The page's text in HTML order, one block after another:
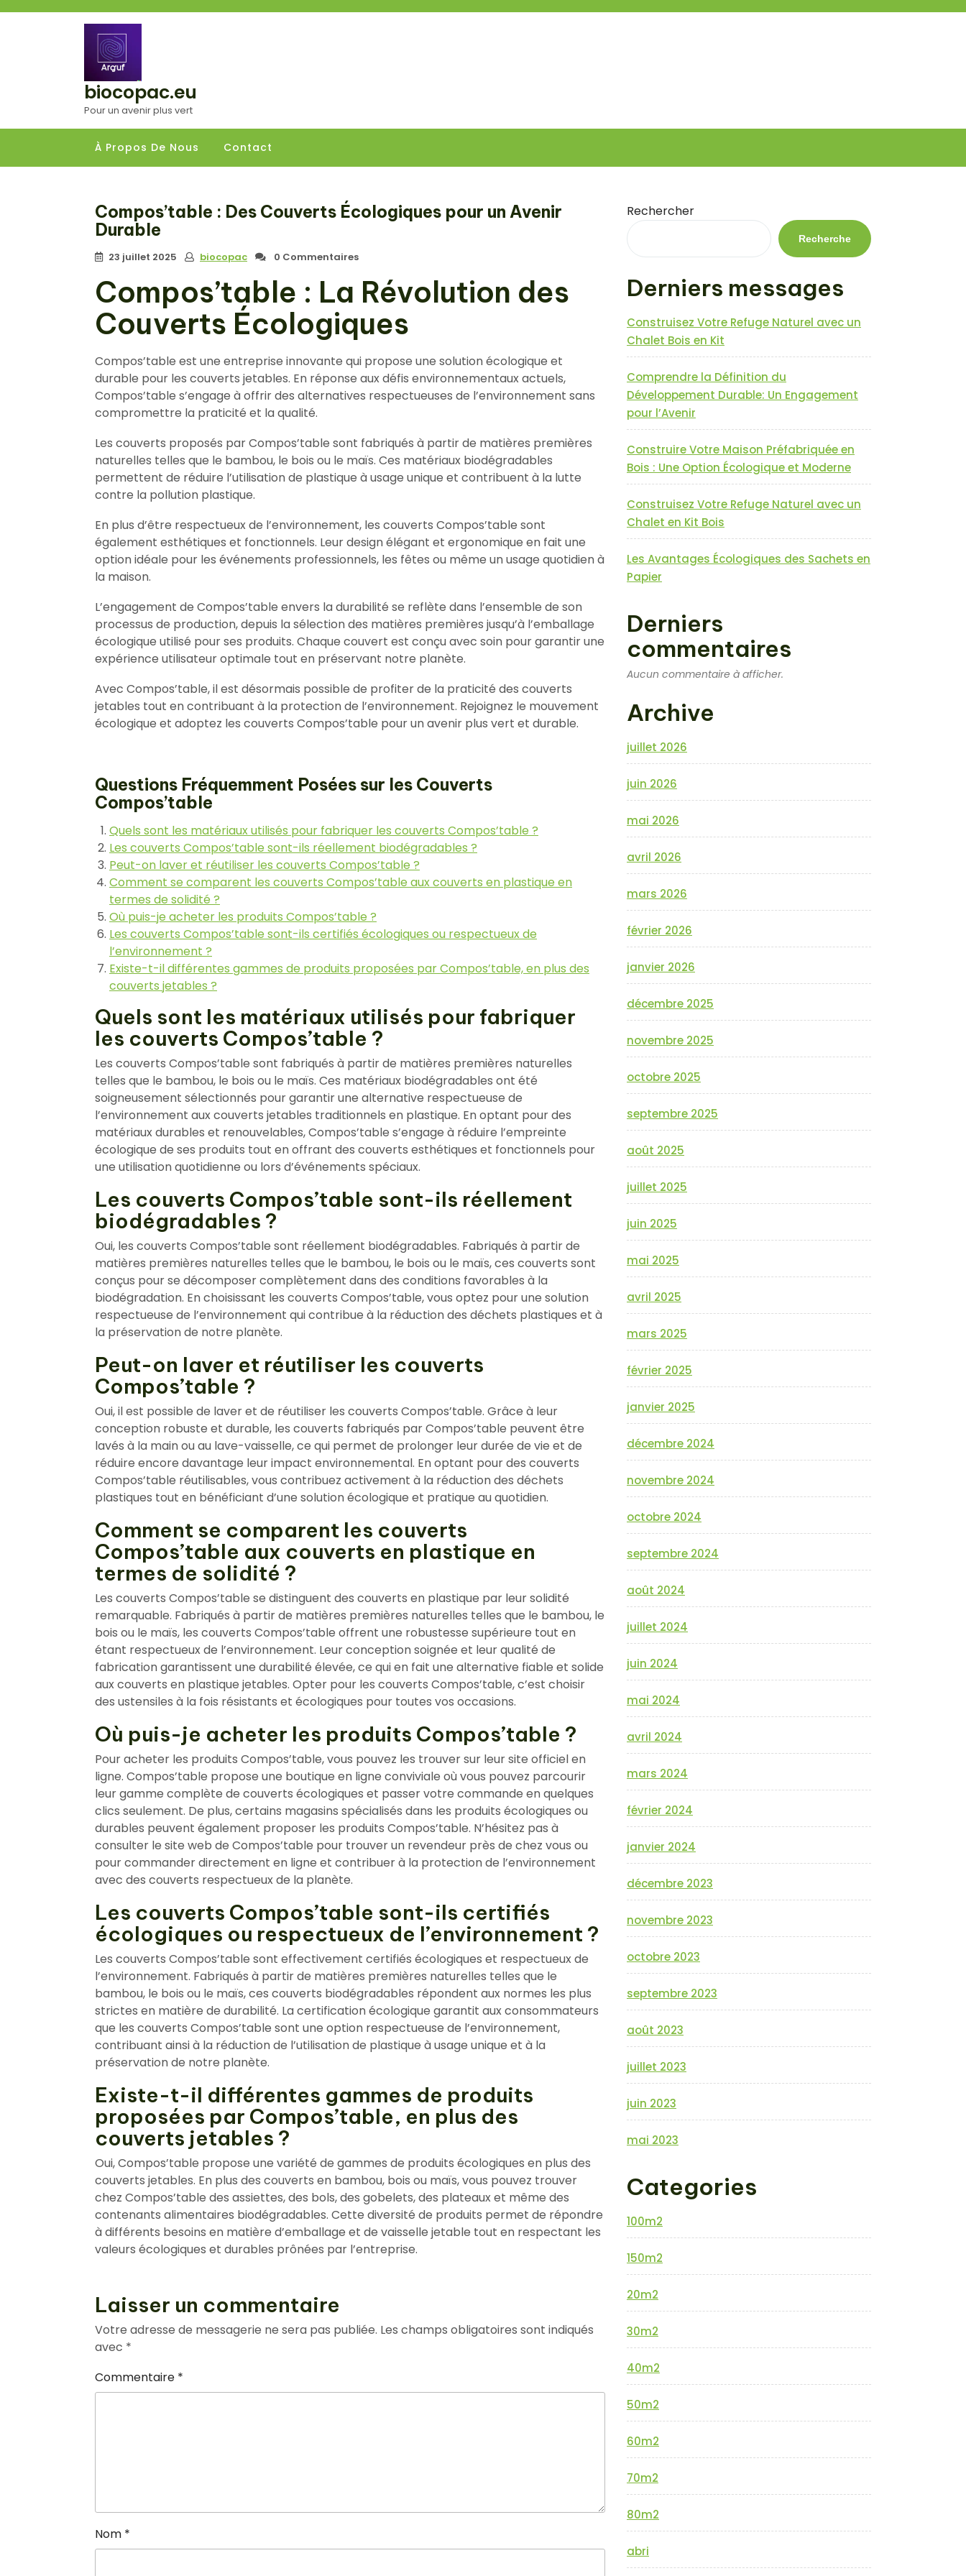
biocopac.eu
Pour un avenir plus vert
À Propos De Nous Contact
Compos’table : Des Couverts Écologiques pour un Avenir
Durable
23 juillet 2025 biocopac 0 Commentaires
Compos’table : La Révolution des
Couverts Écologiques
Compos’table est une entreprise innovante qui propose une solution écologique et
durable pour les couverts jetables. En réponse aux défis environnementaux actuels,
Compos’table s’engage à offrir des alternatives respectueuses de l’environnement sans
compromettre la praticité et la qualité.
Les couverts proposés par Compos’table sont fabriqués à partir de matières premières
naturelles telles que le bambou, le bois ou le maïs. Ces matériaux biodégradables
permettent de réduire l’utilisation de plastique à usage unique et contribuent à la lutte
contre la pollution plastique.
En plus d’être respectueux de l’environnement, les couverts Compos’table sont
également esthétiques et fonctionnels. Leur design élégant et ergonomique en fait une
option idéale pour les événements professionnels, les fêtes ou même un usage quotidien à
la maison.
L’engagement de Compos’table envers la durabilité se reflète dans l’ensemble de son
processus de production, depuis la sélection des matières premières jusqu’à l’emballage
écologique utilisé pour ses produits. Chaque couvert est conçu avec soin pour garantir une
expérience utilisateur optimale tout en préservant notre planète.
Avec Compos’table, il est désormais possible de profiter de la praticité des couverts
jetables tout en contribuant à la protection de l’environnement. Rejoignez le mouvement
écologique et adoptez les couverts Compos’table pour un avenir plus vert et durable.
Questions Fréquemment Posées sur les Couverts
Compos’table
Quels sont les matériaux utilisés pour fabriquer les couverts Compos’table ?
Les couverts Compos’table sont-ils réellement biodégradables ?
Peut-on laver et réutiliser les couverts Compos’table ?
Comment se comparent les couverts Compos’table aux couverts en plastique en
termes de solidité ?
Où puis-je acheter les produits Compos’table ?
Les couverts Compos’table sont-ils certifiés écologiques ou respectueux de
l’environnement ?
Existe-t-il différentes gammes de produits proposées par Compos’table, en plus des
couverts jetables ?
Quels sont les matériaux utilisés pour fabriquer
les couverts Compos’table ?
Les couverts Compos’table sont fabriqués à partir de matières premières naturelles
telles que le bambou, le bois ou le maïs. Ces matériaux biodégradables ont été
soigneusement sélectionnés pour garantir une alternative respectueuse de
l’environnement aux couverts jetables traditionnels en plastique. En optant pour des
matériaux durables et renouvelables, Compos’table s’engage à réduire l’empreinte
écologique de ses produits tout en offrant des couverts esthétiques et fonctionnels pour
une utilisation quotidienne ou lors d’événements spéciaux.
Les couverts Compos’table sont-ils réellement
biodégradables ?
Oui, les couverts Compos’table sont réellement biodégradables. Fabriqués à partir de
matières premières naturelles telles que le bambou, le bois ou le maïs, ces couverts sont
conçus pour se décomposer complètement dans des conditions favorables à la
biodégradation. En choisissant les couverts Compos’table, vous optez pour une solution
respectueuse de l’environnement qui contribue à la réduction des déchets plastiques et à
la préservation de notre planète.
Peut-on laver et réutiliser les couverts
Compos’table ?
Oui, il est possible de laver et de réutiliser les couverts Compos’table. Grâce à leur
conception robuste et durable, les couverts fabriqués par Compos’table peuvent être
lavés à la main ou au lave-vaisselle, ce qui permet de prolonger leur durée de vie et de
réduire encore davantage leur impact environnemental. En optant pour des couverts
Compos’table réutilisables, vous contribuez activement à la réduction des déchets
plastiques tout en bénéficiant d’une solution écologique et pratique au quotidien.
Comment se comparent les couverts
Compos’table aux couverts en plastique en
termes de solidité ?
Les couverts Compos’table se distinguent des couverts en plastique par leur solidité
remarquable. Fabriqués à partir de matières premières naturelles telles que le bambou, le
bois ou le maïs, les couverts Compos’table offrent une robustesse supérieure tout en
étant respectueux de l’environnement. Leur conception soignée et leur qualité de
fabrication garantissent une durabilité élevée, ce qui en fait une alternative fiable et solide
aux couverts en plastique jetables. Opter pour les couverts Compos’table, c’est choisir
des ustensiles à la fois résistants et écologiques pour toutes vos occasions.
Où puis-je acheter les produits Compos’table ?
Pour acheter les produits Compos’table, vous pouvez les trouver sur leur site officiel en
ligne. Compos’table propose une boutique en ligne conviviale où vous pouvez parcourir
leur gamme complète de couverts écologiques et passer votre commande en quelques
clics seulement. De plus, certains magasins spécialisés dans les produits écologiques ou
durables peuvent également proposer les produits Compos’table. N’hésitez pas à
consulter le site web de Compos’table pour trouver un revendeur près de chez vous ou
pour commander directement en ligne et contribuer à la protection de l’environnement
avec des couverts respectueux de la planète.
Les couverts Compos’table sont-ils certifiés
écologiques ou respectueux de l’environnement ?
Les couverts Compos’table sont effectivement certifiés écologiques et respectueux de
l’environnement. Fabriqués à partir de matières premières naturelles telles que le
bambou, le bois ou le maïs, ces couverts biodégradables répondent aux normes les plus
strictes en matière de durabilité. La certification écologique garantit aux consommateurs
que les couverts Compos’table sont une option respectueuse de l’environnement,
contribuant ainsi à la réduction de l’utilisation de plastique à usage unique et à la
préservation de notre planète.
Existe-t-il différentes gammes de produits
proposées par Compos’table, en plus des
couverts jetables ?
Oui, Compos’table propose une variété de gammes de produits écologiques en plus des
couverts jetables. En plus des couverts en bambou, bois ou maïs, vous pouvez trouver
chez Compos’table des assiettes, des bols, des gobelets, des plateaux et même des
contenants alimentaires biodégradables. Cette diversité de produits permet de répondre
à différents besoins en matière d’emballage et de vaisselle jetable tout en respectant les
valeurs écologiques et durables prônées par l’entreprise.
Laisser un commentaire
Votre adresse de messagerie ne sera pas publiée. Les champs obligatoires sont indiqués
avec *
Commentaire *
Nom *
Rechercher
Recherche
Derniers messages
Construisez Votre Refuge Naturel avec un
Chalet Bois en Kit
Comprendre la Définition du
Développement Durable: Un Engagement
pour l’Avenir
Construire Votre Maison Préfabriquée en
Bois : Une Option Écologique et Moderne
Construisez Votre Refuge Naturel avec un
Chalet en Kit Bois
Les Avantages Écologiques des Sachets en
Papier
Derniers
commentaires
Aucun commentaire à afficher.
Archive
juillet 2026
juin 2026
mai 2026
avril 2026
mars 2026
février 2026
janvier 2026
décembre 2025
novembre 2025
octobre 2025
septembre 2025
août 2025
juillet 2025
juin 2025
mai 2025
avril 2025
mars 2025
février 2025
janvier 2025
décembre 2024
novembre 2024
octobre 2024
septembre 2024
août 2024
juillet 2024
juin 2024
mai 2024
avril 2024
mars 2024
février 2024
janvier 2024
décembre 2023
novembre 2023
octobre 2023
septembre 2023
août 2023
juillet 2023
juin 2023
mai 2023
Categories
100m2
150m2
20m2
30m2
40m2
50m2
60m2
70m2
80m2
abri